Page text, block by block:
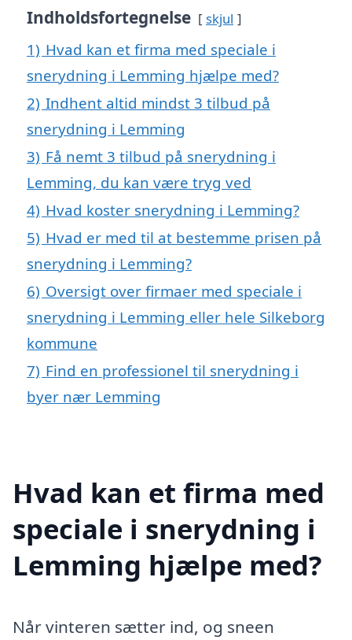
Indholdsfortegnelse skjul
1) Hvad kan et firma med speciale i
snerydning i Lemming hjælpe med?
2) Indhent altid mindst 3 tilbud på
snerydning i Lemming
3) Få nemt 3 tilbud på snerydning i
Lemming, du kan være tryg ved
4) Hvad koster snerydning i Lemming?
5) Hvad er med til at bestemme prisen på
snerydning i Lemming?
6) Oversigt over firmaer med speciale i
snerydning i Lemming eller hele Silkeborg
kommune
7) Find en professionel til snerydning i
byer nær Lemming
Hvad kan et firma med
speciale i snerydning i
Lemming hjælpe med?
Når vinteren sætter ind, og sneen